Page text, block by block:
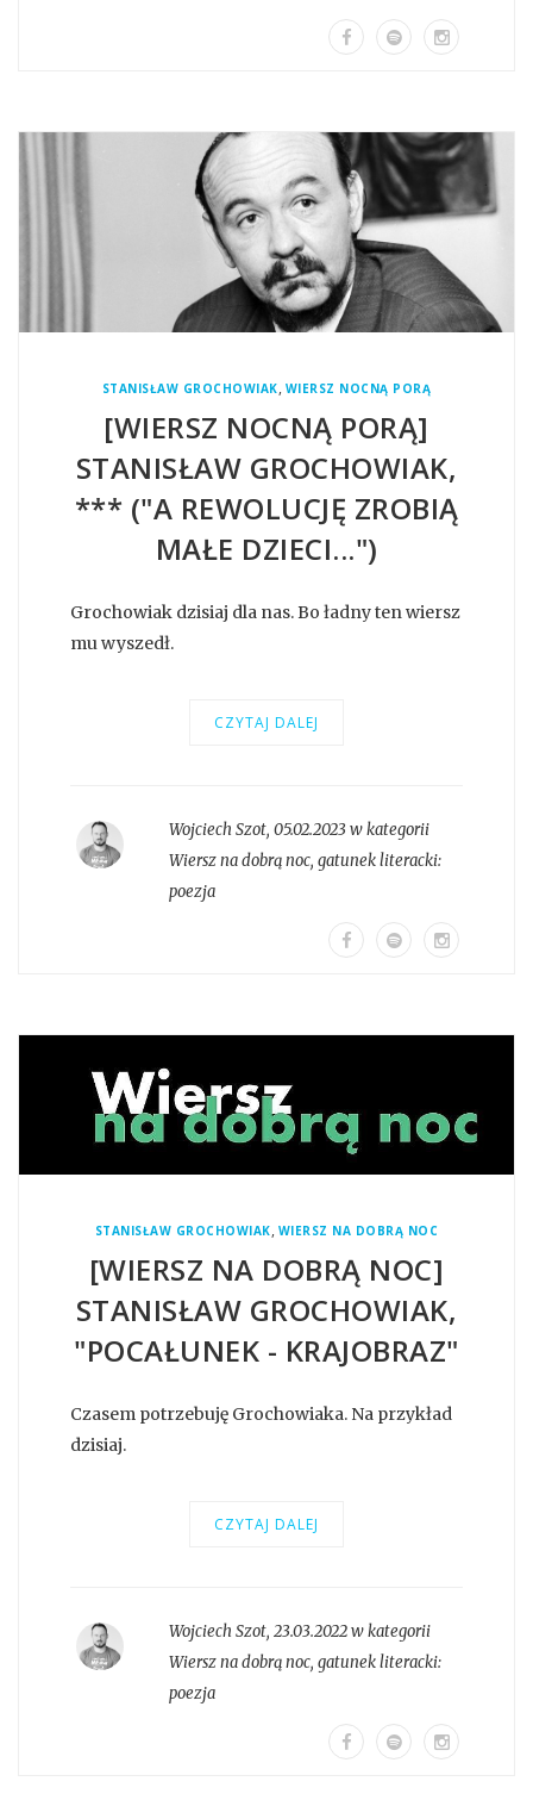
STANISŁAW GROCHOWIAK, WIERSZ NOCNĄ PORĄ
[WIERSZ NOCNĄ PORĄ]
STANISŁAW GROCHOWIAK,
*** ("A REWOLUCJĘ ZROBIĄ
MAŁE DZIECI...")
Grochowiak dzisiaj dla nas. Bo ładny ten wiersz
mu wyszedł.
CZYTAJ DALEJ
Wojciech Szot, 05.02.2023 w kategorii
Wiersz na dobrą noc, gatunek literacki:
poezja
STANISŁAW GROCHOWIAK, WIERSZ NA DOBRĄ NOC
[WIERSZ NA DOBRĄ NOC]
STANISŁAW GROCHOWIAK,
"POCAŁUNEK - KRAJOBRAZ"
Czasem potrzebuję Grochowiaka. Na przykład
dzisiaj.
CZYTAJ DALEJ
Wojciech Szot, 23.03.2022 w kategorii
Wiersz na dobrą noc, gatunek literacki:
poezja